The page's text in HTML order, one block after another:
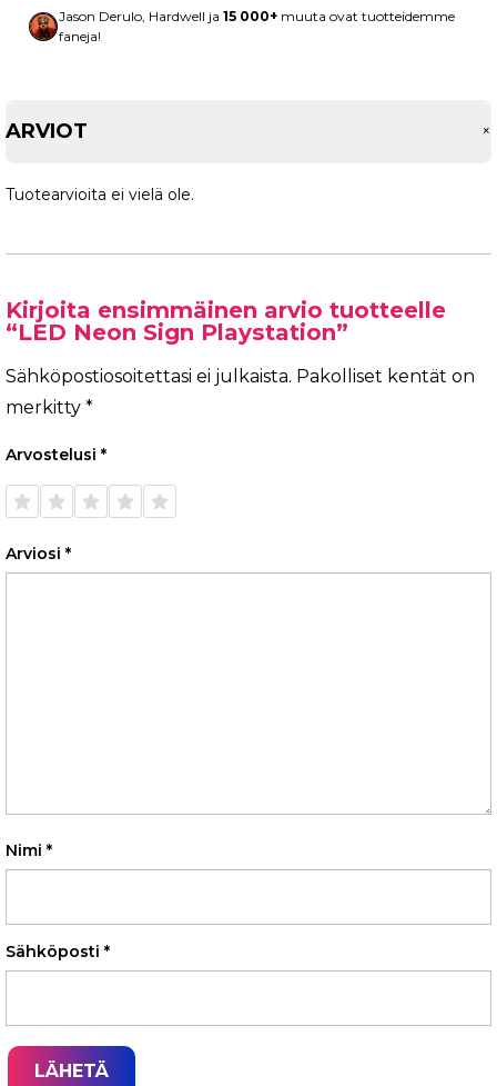
Jason Derulo, Hardwell ja 15 000+ muuta ovat tuotteidemme
faneja!
ARVIOT +
Tuotearvioita ei vielä ole.
Kirjoita ensimmäinen arvio tuotteelle
“LED Neon Sign Playstation”
Sähköpostiosoitettasi ei julkaista. Pakolliset kentät on
merkitty *
Arvostelusi *
1/5
tähteä
2/5
tähteä
3/5
tähteä
4/5
tähteä
5/5
tähteä
Arviosi *
Nimi *
Sähköposti *